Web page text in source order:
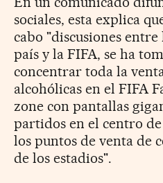
sociales, esta explica
cabo "discusiones
país y la FIFA, se ha
concentrar toda la
alcohólicas en el FIFA
zone con pantallas
partidos en el centro
los puntos de venta de
de los estadios".